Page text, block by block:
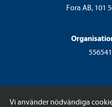
Vi använder nödvändiga
Fora AB, 101